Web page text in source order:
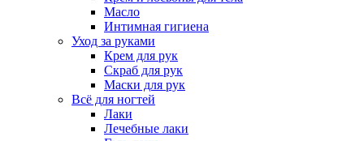
Масло
Интимная гигиена
Уход за руками
Крем для рук
Скраб для рук
Маски для рук
Всё для ногтей
Лаки
Лечебные лаки